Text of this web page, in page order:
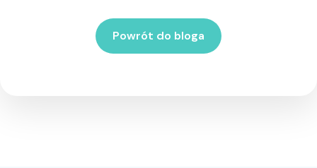
Powrót do bloga